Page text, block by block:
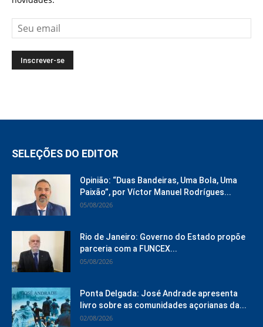
SELEÇÕES DO EDITOR
Opinião: “Duas Bandeiras, Uma Bola, Uma
Paixão”, por Víctor Manuel Rodrígues...
05/08/2026
Rio de Janeiro: Governo do Estado propõe
parceria com a FUNCEX...
05/08/2026
Ponta Delgada: José Andrade apresenta
livro sobre as comunidades açorianas da...
02/08/2026